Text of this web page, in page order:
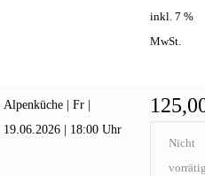
inkl. 7 %
MwSt.
Alpenküche | Fr |
19.06.2026 | 18:00 Uhr
Nicht